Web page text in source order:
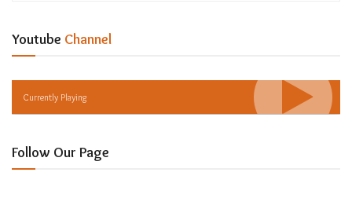
Youtube Channel
Currently Playing
Follow Our Page